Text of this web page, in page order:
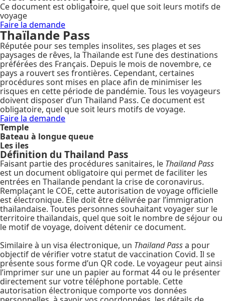
Ce document est obligatoire, quel que soit leurs motifs de
voyage
Faire la demande
Thaïlande Pass
Réputée pour ses temples insolites, ses plages et ses
paysages de rêves, la Thaïlande est l’une des destinations
préférées des Français. Depuis le mois de novembre, ce
pays a rouvert ses frontières. Cependant, certaines
procédures sont mises en place afin de minimiser les
risques en cette période de pandémie. Tous les voyageurs
doivent disposer d’un Thailand Pass. Ce document est
obligatoire, quel que soit leurs motifs de voyage.
Faire la demande
Temple
Bateau à longue queue
Les iles
Définition du Thailand Pass
Faisant partie des procédures sanitaires, le Thailand Pass
est un document obligatoire qui permet de faciliter les
entrées en Thailande pendant la crise de coronavirus.
Remplaçant le COE, cette autorisation de voyage officielle
est électronique. Elle doit être délivrée par l’immigration
thaïlandaise. Toutes personnes souhaitant voyager sur le
territoire thaïlandais, quel que soit le nombre de séjour ou
le motif de voyage, doivent détenir ce document.
Similaire à un visa électronique, un Thailand Passa pour
objectif de vérifier votre statut de vaccination Covid. Il se
présente sous forme d’un QR code. Le voyageur peut ainsi
l’imprimer sur une un papier au format 44 ou le présenter
directement sur votre téléphone portable. Cette
autorisation électronique comporte vos données